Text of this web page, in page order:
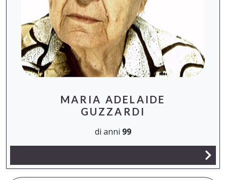
MARIA ADELAIDE
GUZZARDI
di anni 99